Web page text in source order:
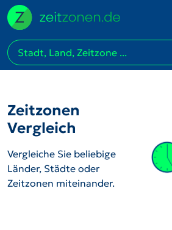
Zeitzonen
Vergleich
Vergleiche Sie beliebige
Länder, Städte oder
Zeitzonen miteinander.